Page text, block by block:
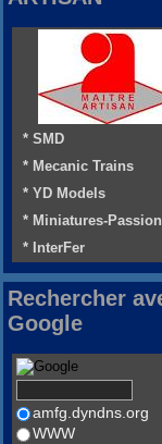
* SMD
* Mecanic Trains
* YD Models
* Miniatures-Passion
* InterFer
Rechercher
Google
amfg.dyndns.org
WWW